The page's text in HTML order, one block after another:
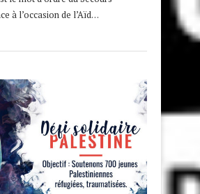
à l’occasion de l’Aïd…